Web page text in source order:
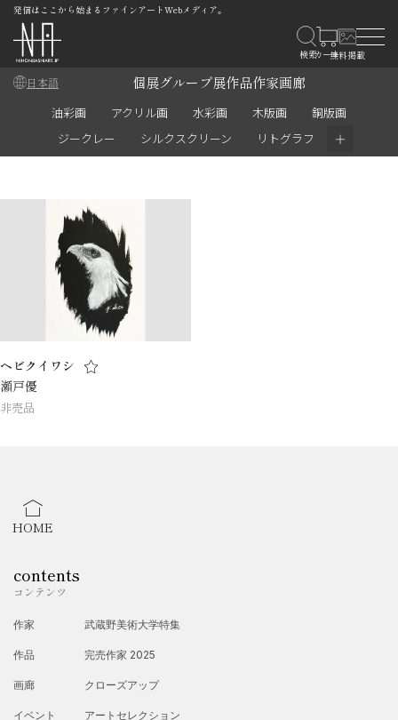
発信はここから始まるファインアートWebメディア。
日本語 個展グループ展作品作家画廊
油彩画 アクリル画 水彩画 木版画
銅版画
ジークレー
シルクスクリーン リトグラフ ＋
ヘビクイワシ
瀬戸優
非売品
HOME
contents
コンテンツ
作家
作品
画廊
イベント
武蔵野美術大学特集
完売作家 2025
クローズアップ
アートセレクション